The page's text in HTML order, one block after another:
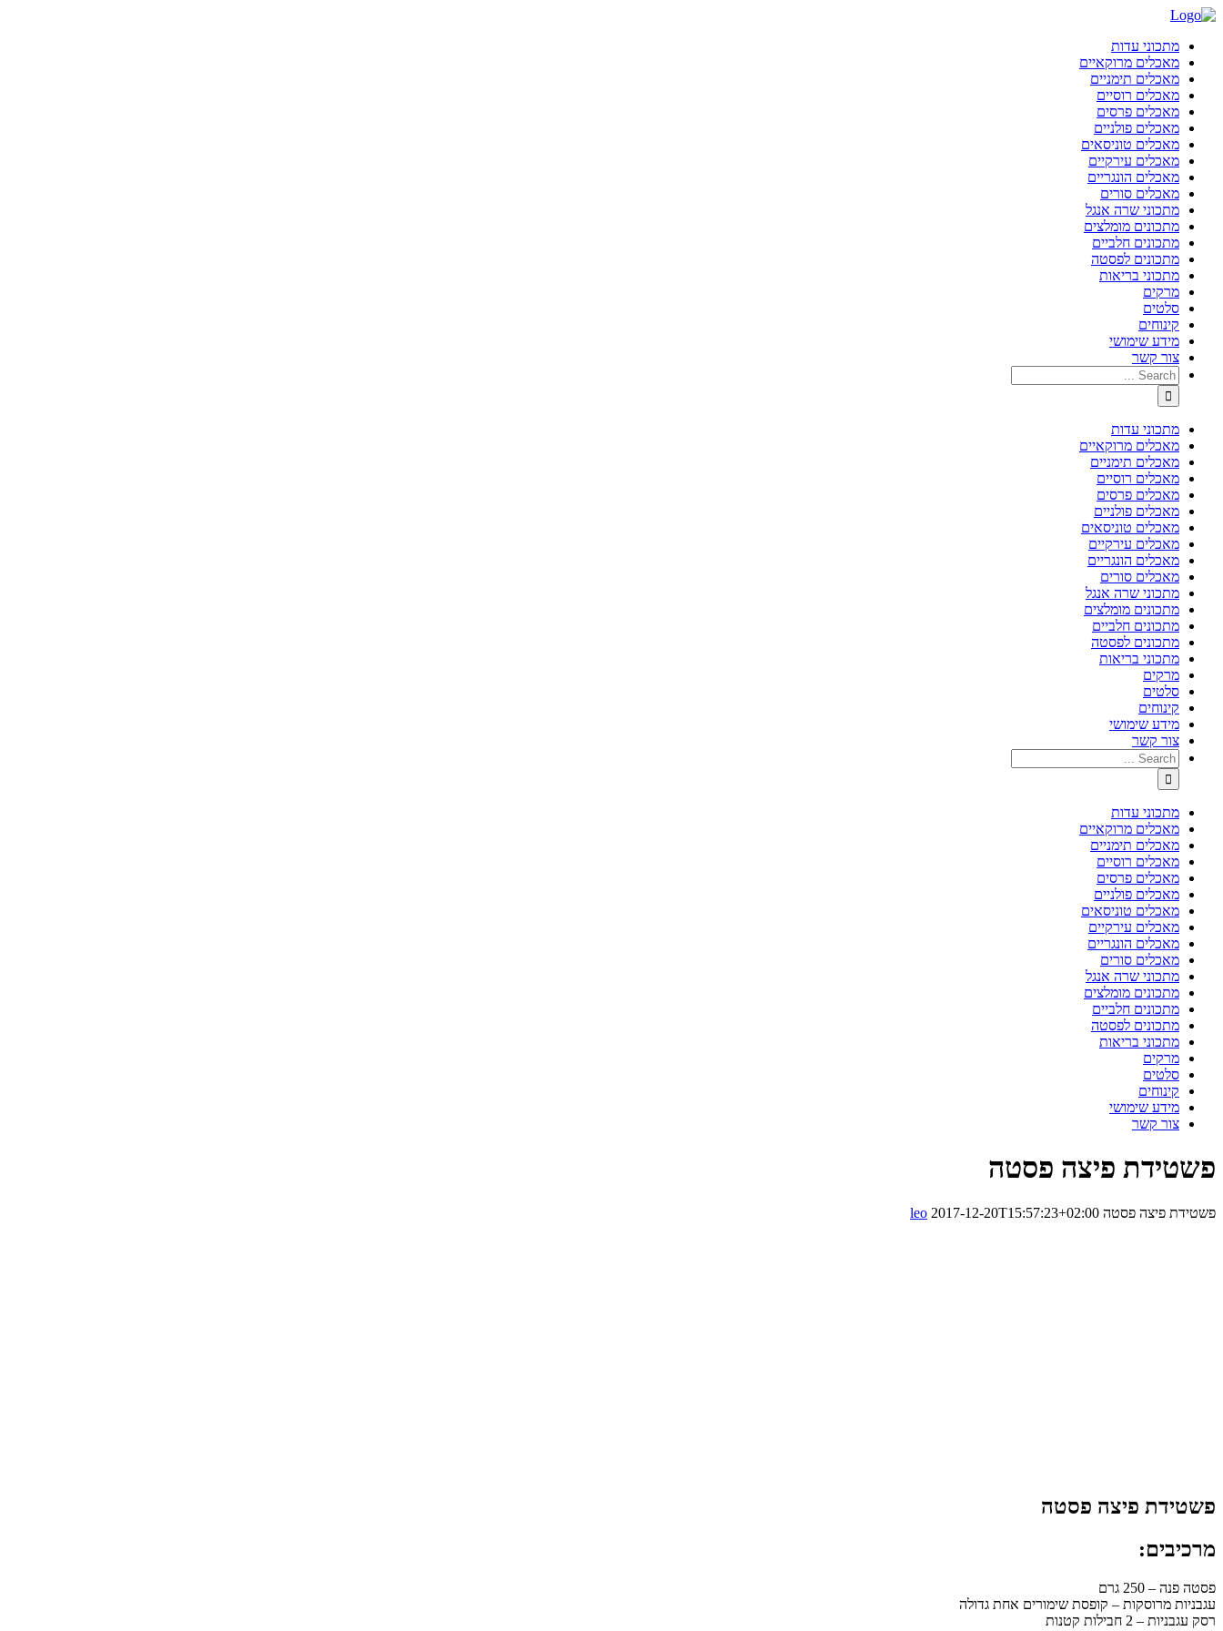
מתכוני עדות
מאכלים מרוקאיים
מאכלים תימניים
מאכלים רוסיים
מאכלים פרסים
מאכלים פולניים
מאכלים טוניסאים
מאכלים עירקיים
מאכלים הונגריים
מאכלים סורים
מתכוני שרה אנגל
מתכונים מומלצים
מתכונים חלביים
מתכונים לפסטה
מתכוני בריאות
מרקים
סלטים
קינוחים
מידע שימושי
צור קשר
מתכוני עדות
מאכלים מרוקאיים
מאכלים תימניים
מאכלים רוסיים
מאכלים פרסים
מאכלים פולניים
מאכלים טוניסאים
מאכלים עירקיים
מאכלים הונגריים
מאכלים סורים
מתכוני שרה אנגל
מתכונים מומלצים
מתכונים חלביים
מתכונים לפסטה
מתכוני בריאות
מרקים
סלטים
קינוחים
מידע שימושי
צור קשר
מתכוני עדות
מאכלים מרוקאיים
מאכלים תימניים
מאכלים רוסיים
מאכלים פרסים
מאכלים פולניים
מאכלים טוניסאים
מאכלים עירקיים
מאכלים הונגריים
מאכלים סורים
מתכוני שרה אנגל
מתכונים מומלצים
מתכונים חלביים
מתכונים לפסטה
מתכוני בריאות
מרקים
סלטים
קינוחים
מידע שימושי
צור קשר
פשטידת פיצה פסטה
פשטידת פיצה פסטה leo 2017-12-20T15:57:23+02:00
פשטידת פיצה פסטה
מרכיבים:
פסטה פנה – 250 גרם
עגבניות מרוסקות – קופסת שימורים אחת גדולה
רסק עגבניות – 2 חבילות קטנות